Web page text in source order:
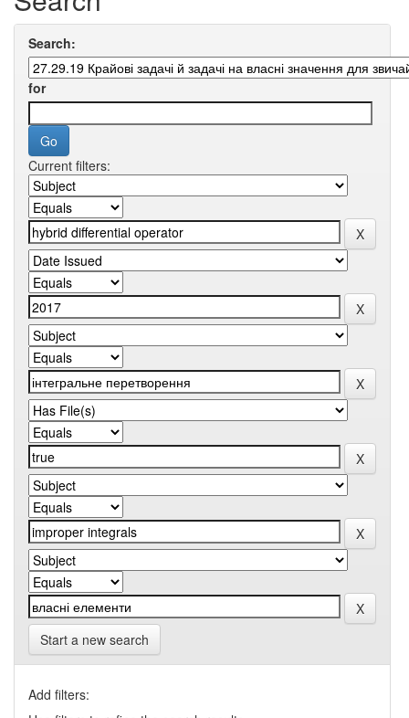
Search:
for
Current filters:
Start a new search
Add filters: